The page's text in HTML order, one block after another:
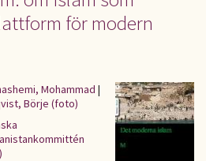
för modern
Mohammad |
Börje (foto)